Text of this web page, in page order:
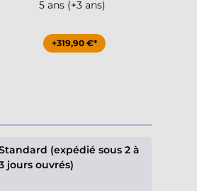
5 ans (+3 ans)
+319,90 €*
(expédié sous 2 à
jours ouvrés)